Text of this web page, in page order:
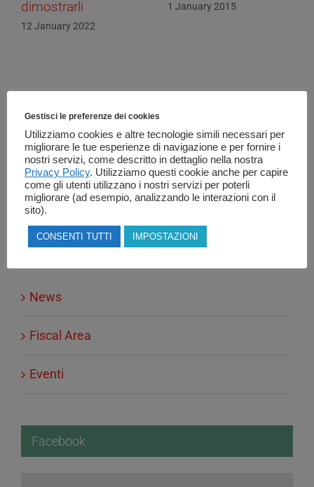
dimostrarli
12 January 2022
1 January 2015
Cerca
Search
for:
Categorie
News
Fiscal Area
Eventi
Facebook
Gestisci le preferenze dei cookies
Utilizziamo cookies e altre tecnologie simili necessari per
migliorare le tue esperienze di navigazione e per fornire i
nostri servizi, come descritto in dettaglio nella nostra
Privacy Policy. Utilizziamo questi cookie anche per capire
come gli utenti utilizzano i nostri servizi per poterli
migliorare (ad esempio, analizzando le interazioni con il
sito).
CONSENTI TUTTI IMPOSTAZIONI